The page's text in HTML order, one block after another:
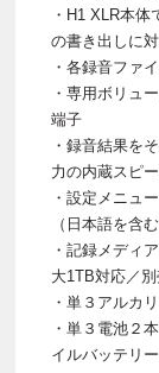
・H1 XLR本
の書き出しに
・各録音ファ
・専用ボリュ
端子
・録音結果を
力の内蔵スピ
・設定メニュ
（日本語を含
・記録メディ
大1TB対応／別
・単３アルカ
・単３電池２
イルバッテリ